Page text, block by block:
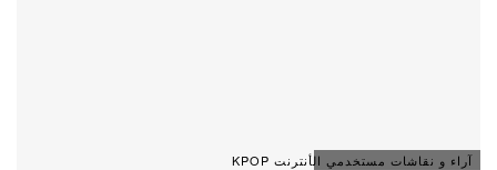
آراء و نقاشات مستخدمي الأنترنت KPOP